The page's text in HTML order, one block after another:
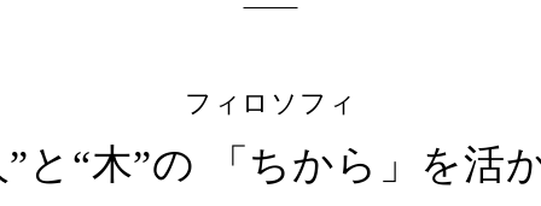
フィロソフィ
”と“木”の 「ちから」を活